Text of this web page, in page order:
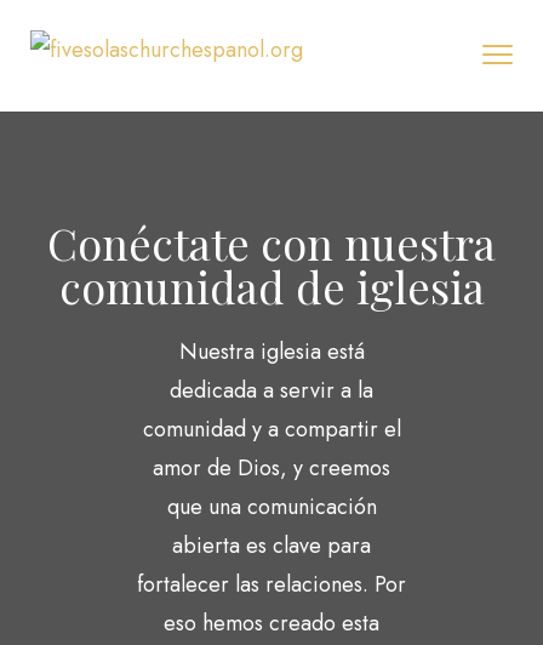
Conéctate con nuestra
comunidad de iglesia
Nuestra iglesia está
dedicada a servir a la
comunidad y a compartir el
amor de Dios, y creemos
que una comunicación
abierta es clave para
fortalecer las relaciones. Por
eso hemos creado esta